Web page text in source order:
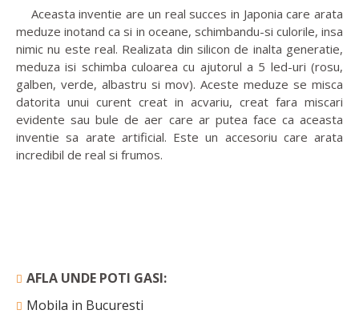
Aceasta inventie are un real succes in Japonia care arata
meduze inotand ca si in oceane, schimbandu-si culorile, insa
nimic nu este real. Realizata din silicon de inalta generatie,
meduza isi schimba culoarea cu ajutorul a 5 led-uri (rosu,
galben, verde, albastru si mov). Aceste meduze se misca
datorita unui curent creat in acvariu, creat fara miscari
evidente sau bule de aer care ar putea face ca aceasta
inventie sa arate artificial. Este un accesoriu care arata
incredibil de real si frumos.
AFLA UNDE POTI GASI:
Mobila in Bucuresti